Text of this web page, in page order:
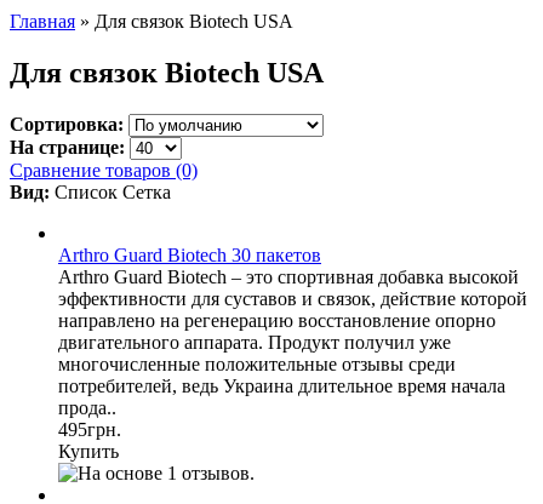
Главная » Для связок Biotech USA
Для связок Biotech USA
Сортировка:
На странице:
Сравнение товаров (0)
Вид: Список Сетка
Arthro Guard Biotech 30 пакетов
Arthro Guard Biotech – это спортивная добавка высокой
эффективности для суставов и связок, действие которой
направлено на регенерацию восстановление опорно
двигательного аппарата. Продукт получил уже
многочисленные положительные отзывы среди
потребителей, ведь Украина длительное время начала
прода..
495грн.
Купить